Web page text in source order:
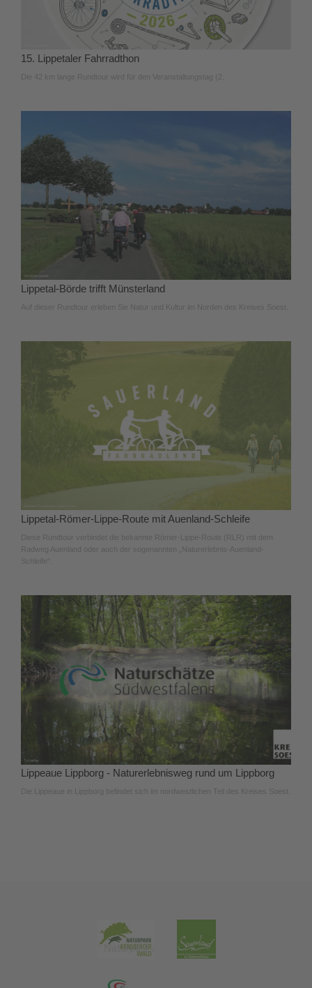
15. Lippetaler Fahrradthon
Die 42 km lange Rundtour wird für den Veranstaltungstag (2.
Lippetal-Börde trifft Münsterland
Auf dieser Rundtour erleben Sie Natur und Kultur im Norden des Kreises Soest.
Lippetal-Römer-Lippe-Route mit Auenland-Schleife
Diese Rundtour verbindet die bekannte Römer-Lippe-Route (RLR) mit dem
Radweg Auenland oder auch der sogenannten „Naturerlebnis-Auenland-
Schleife“.
Lippeaue Lippborg - Naturerlebnisweg rund um Lippborg
Die Lippeaue in Lippborg befindet sich im nordwestlichen Teil des Kreises Soest.